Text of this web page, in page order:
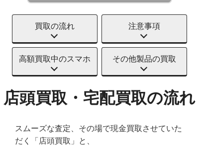
買取の流れ 注意事項
高額買取中のスマホ その他製品の買取
店頭買取・宅配買取の流れ
スムーズな査定、その場で現金買取させていた
だく「店頭買取」と、